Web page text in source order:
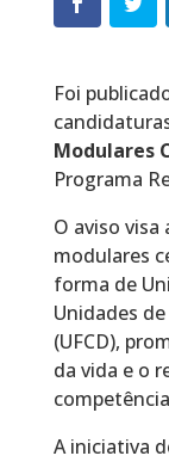
Foi
Modulares
Programa
O aviso visa
modulares
forma de
Unidades
(UFCD),
da vida e o
A iniciativa